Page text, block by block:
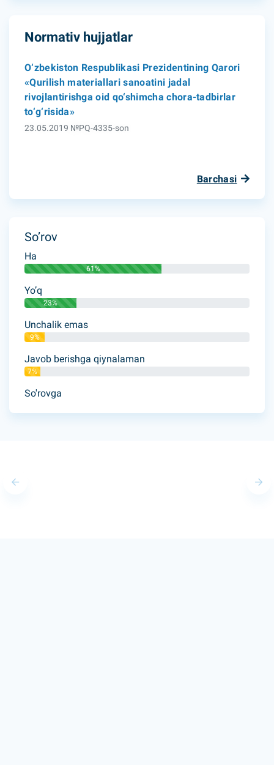
Normativ hujjatlar
O‘zbekiston Respublikasi Prezidentining Qarori
«Qurilish materiallari sanoatini jadal
rivojlantirishga oid qo‘shimcha chora-tadbirlar
to‘g‘risida»
23.05.2019 №PQ-4335-son
Barchasi
So’rov
Ha
61%
Yo’q
23%
Unchalik emas
9%
Javob berishga qiynalaman
7%
So'rovga